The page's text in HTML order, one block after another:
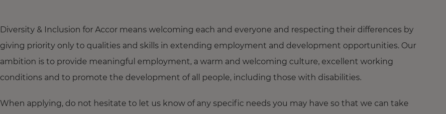
Diversity & Inclusion for Accor means welcoming each and everyone and respecting their differences by
giving priority only to qualities and skills in extending employment and development opportunities. Our
ambition is to provide meaningful employment, a warm and welcoming culture, excellent working
conditions and to promote the development of all people, including those with disabilities.
When applying, do not hesitate to let us know of any specific needs you may have so that we can take